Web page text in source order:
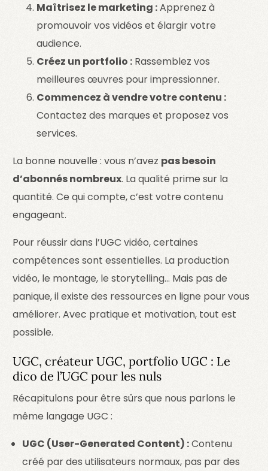
Maîtrisez le marketing :Apprenez à
promouvoir vos vidéos et élargir votre
audience.
Créez un portfolio : Rassemblez vos
meilleures œuvres pour impressionner.
Commencez à vendre votre contenu :
Contactez des marques et proposez vos
services.
La bonne nouvelle : vous n’avez pas besoin
d’abonnés nombreux. La qualité prime sur la
quantité. Ce qui compte, c’est votre contenu
engageant.
Pour réussir dans l’UGC vidéo, certaines
compétences sont essentielles. La production
vidéo, le montage, le storytelling… Mais pas de
panique, il existe des ressources en ligne pour vous
améliorer. Avec pratique et motivation, tout est
possible.
UGC, créateur UGC, portfolio UGC : Le
dico de l’UGC pour les nuls
Récapitulons pour être sûrs que nous parlons le
même langage UGC :
UGC (User-Generated Content) :Contenu
créé par des utilisateurs normaux, pas par des